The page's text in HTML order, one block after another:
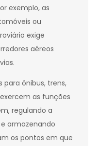
exemplo, as
ou
exige
aéreos
para ônibus, trens,
as funções
regulando a
armazenando
os pontos em que